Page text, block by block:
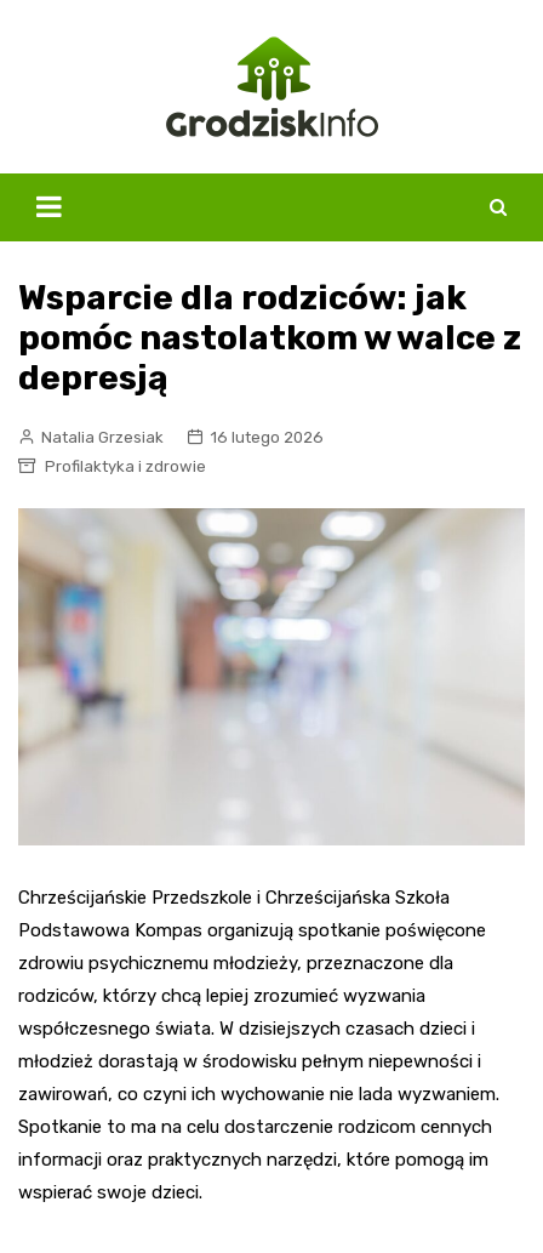
Wsparcie dla rodziców: jak
pomóc nastolatkom w walce z
depresją
Natalia Grzesiak
16 lutego 2026
Profilaktyka i zdrowie
Chrześcijańskie Przedszkole i Chrześcijańska Szkoła
Podstawowa Kompas organizują spotkanie poświęcone
zdrowiu psychicznemu młodzieży, przeznaczone dla
rodziców, którzy chcą lepiej zrozumieć wyzwania
współczesnego świata. W dzisiejszych czasach dzieci i
młodzież dorastają w środowisku pełnym niepewności i
zawirowań, co czyni ich wychowanie nie lada wyzwaniem.
Spotkanie to ma na celu dostarczenie rodzicom cennych
informacji oraz praktycznych narzędzi, które pomogą im
wspierać swoje dzieci.